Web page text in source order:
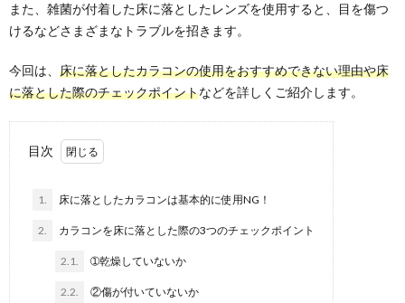
また、雑菌が付着した床に落としたレンズを使用すると、目を傷つ
けるなどさまざまなトラブルを招きます。
今回は、 床に落としたカラコンの使用をおすすめできない理由や床
に落とした際のチェックポイントなどを詳しくご紹介します。
目次
1. 床に落としたカラコンは基本的に使用NG！
2. カラコンを床に落とした際の3つのチェックポイント
2.1. ➀乾燥していないか
2.2. ②傷が付いていないか